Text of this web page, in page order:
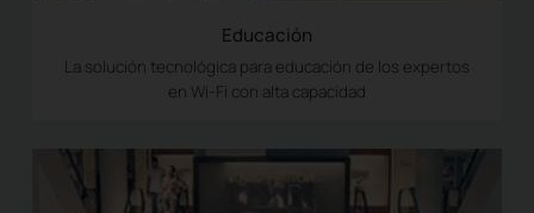
Educación
La solución tecnológica para educación de los expertos
en Wi-Fi con alta capacidad